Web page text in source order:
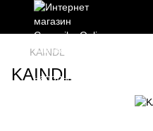
KAINDL
KAINDL